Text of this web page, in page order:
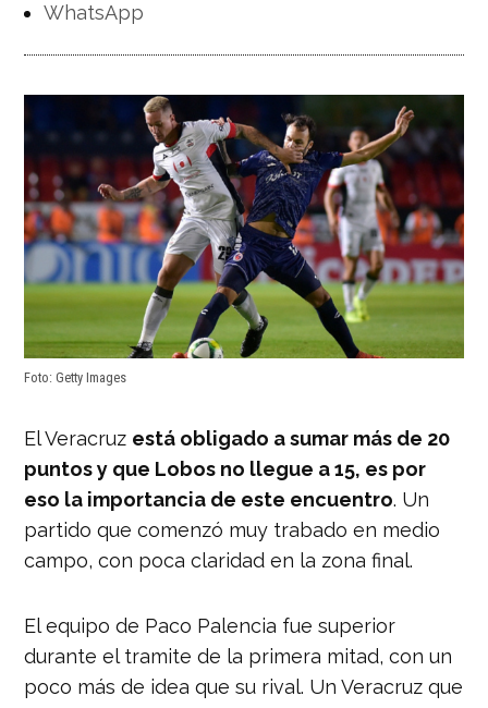
WhatsApp
Foto: Getty Images
El Veracruz está obligado a sumar más de 20
puntos y que Lobos no llegue a 15, es por
eso la importancia de este encuentro. Un
partido que comenzó muy trabado en medio
campo, con poca claridad en la zona final.
El equipo de Paco Palencia fue superior
durante el tramite de la primera mitad, con un
poco más de idea que su rival. Un Veracruz que